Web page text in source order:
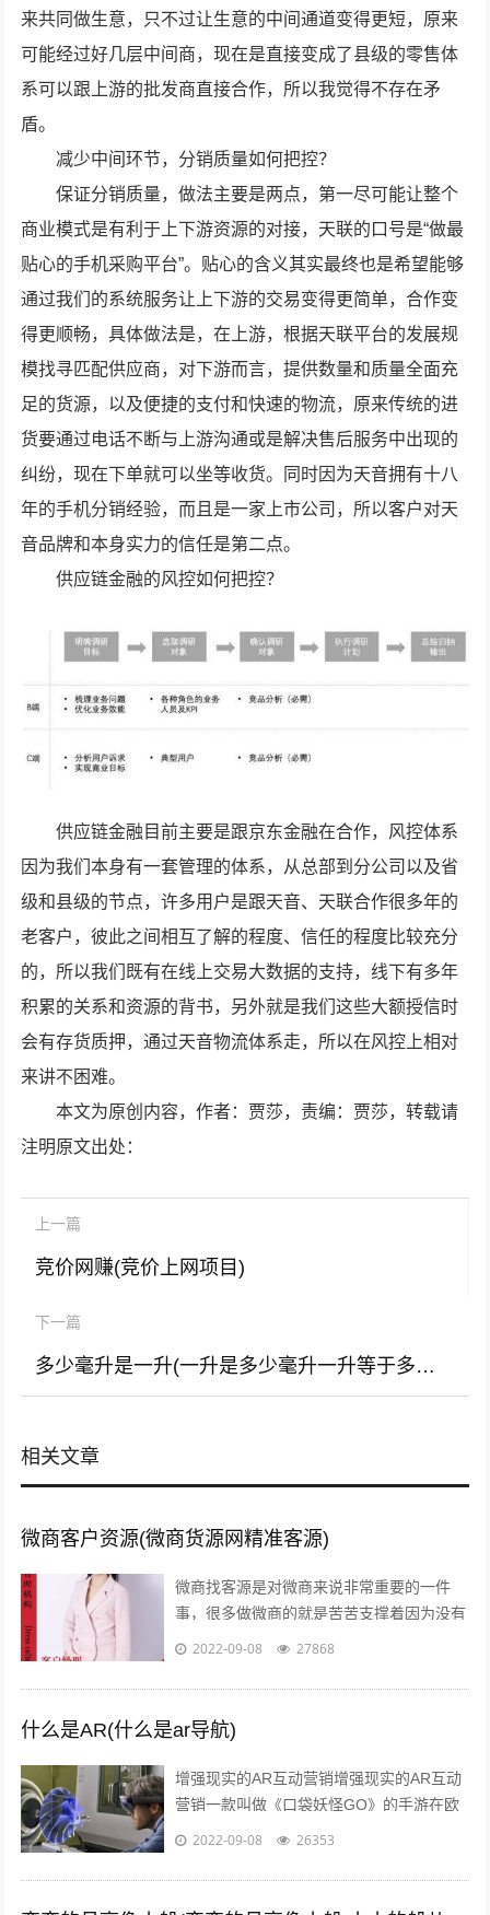
来共同做生意，只不过让生意的中间通道变得更短，原来
可能经过好几层中间商，现在是直接变成了县级的零售体
系可以跟上游的批发商直接合作，所以我觉得不存在矛
盾。
减少中间环节，分销质量如何把控？
保证分销质量，做法主要是两点，第一尽可能让整个
商业模式是有利于上下游资源的对接，天联的口号是“做最
贴心的手机采购平台”。贴心的含义其实最终也是希望能够
通过我们的系统服务让上下游的交易变得更简单，合作变
得更顺畅，具体做法是，在上游，根据天联平台的发展规
模找寻匹配供应商，对下游而言，提供数量和质量全面充
足的货源，以及便捷的支付和快速的物流，原来传统的进
货要通过电话不断与上游沟通或是解决售后服务中出现的
纠纷，现在下单就可以坐等收货。同时因为天音拥有十八
年的手机分销经验，而且是一家上市公司，所以客户对天
音品牌和本身实力的信任是第二点。
供应链金融的风控如何把控？
供应链金融目前主要是跟京东金融在合作，风控体系
因为我们本身有一套管理的体系，从总部到分公司以及省
级和县级的节点，许多用户是跟天音、天联合作很多年的
老客户，彼此之间相互了解的程度、信任的程度比较充分
的，所以我们既有在线上交易大数据的支持，线下有多年
积累的关系和资源的背书，另外就是我们这些大额授信时
会有存货质押，通过天音物流体系走，所以在风控上相对
来讲不困难。
本文为原创内容，作者：贾莎，责编：贾莎，转载请
注明原文出处：
上一篇
竞价网赚(竞价上网项目)
下一篇
多少毫升是一升(一升是多少毫升一升等于多少毫升)
相关文章
微商客户资源(微商货源网精准客源)
微商找客源是对微商来说非常重要的一件
事，很多做微商的就是苦苦支撑着因为没有
客源，微商如何找客源一直是一个不衰的话
定...
2022-09-08 27868
什么是AR(什么是ar导航)
增强现实的AR互动营销增强现实的AR互动
营销一款叫做《口袋妖怪GO》的手游在欧
美火了，在还未上线的中国，
经...
2022-09-08 26353